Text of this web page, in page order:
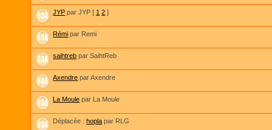
JYP par JYP [ 1 2 ]
Rémi par Remi
saihtreb par SaihtReb
Axendre par Axendre
La Moule par La Moule
Déplacée : hopla par RLG